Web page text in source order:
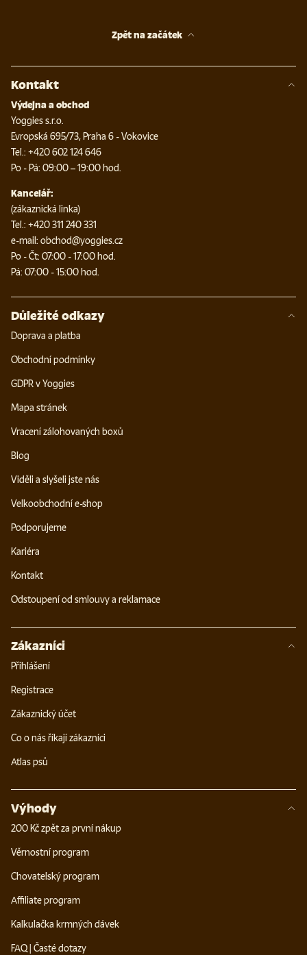
Zpět na začátek
Kontakt
Výdejna a obchod
Yoggies s.r.o.
Evropská 695/73, Praha 6 - Vokovice
Tel.: +420 602 124 646
Po - Pá: 09:00 – 19:00 hod.
Kancelář:
(zákaznická linka)
Tel.: +420 311 240 331
e-mail: obchod@yoggies.cz
Po - Čt: 07:00 - 17:00 hod.
Pá: 07:00 - 15:00 hod.
Důležité odkazy
Doprava a platba
Obchodní podmínky
GDPR v Yoggies
Mapa stránek
Vracení zálohovaných boxů
Blog
Viděli a slyšeli jste nás
Velkoobchodní e-shop
Podporujeme
Kariéra
Kontakt
Odstoupení od smlouvy a reklamace
Zákazníci
Přihlášení
Registrace
Zákaznický účet
Co o nás říkají zákazníci
Atlas psů
Výhody
200 Kč zpět za první nákup
Věrnostní program
Chovatelský program
Affiliate program
Kalkulačka krmných dávek
FAQ | Časté dotazy